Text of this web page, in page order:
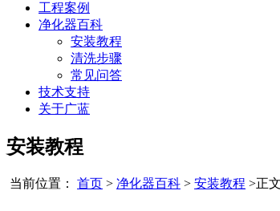
工程案例
净化器百科
安装教程
清洗步骤
常见问答
技术支持
关于广蓝
安装教程
当前位置： 首页 > 净化器百科 > 安装教程 >正文